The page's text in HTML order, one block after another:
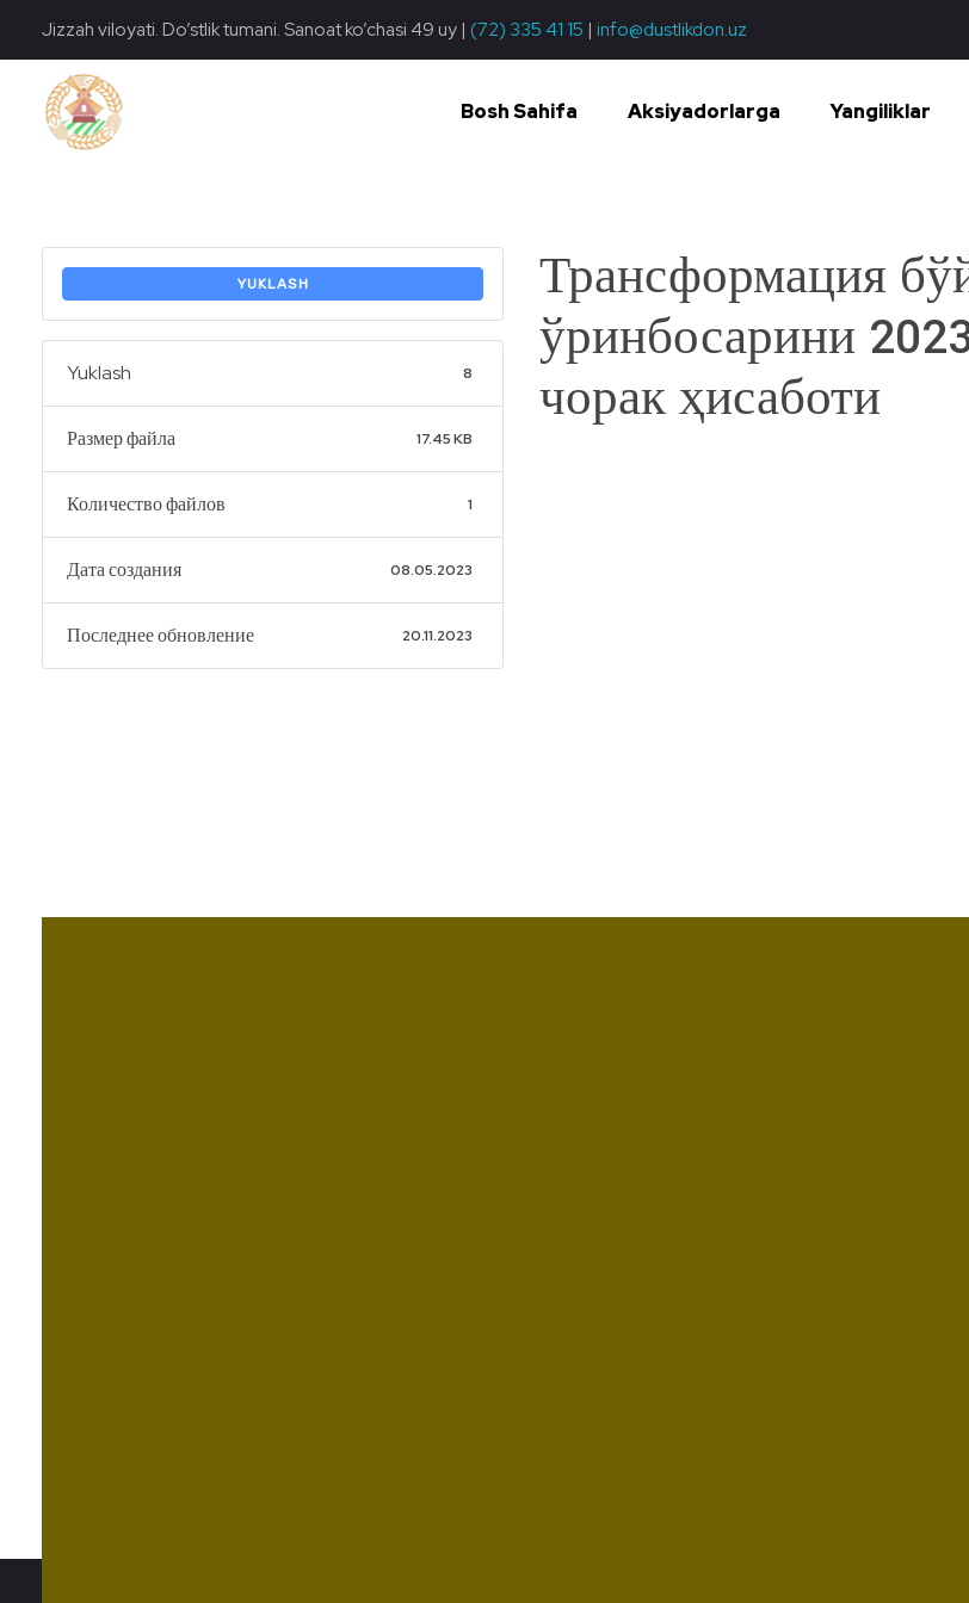
Jizzah viloyati. Do’stlik tumani. Sanoat ko’chasi 49 uy | (72) 335 41 15 | info@dustlikdon.uz
Bosh Sahifa Aksiyadorlarga Yangiliklar
YUKLASH
Yuklash 8
Размер файла 17.45 KB
Количество файлов 1
Дата создания 08.05.2023
Последнее обновление 20.11.2023
Трансформация
ўринбосарини
чорак ҳисаботи